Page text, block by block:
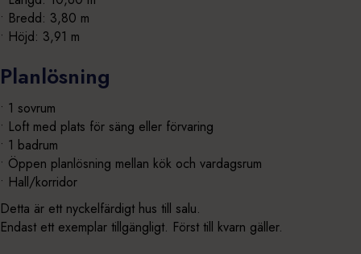
• Bredd: 3,80 m
• Höjd: 3,91 m
Planlösning
• 1 sovrum
• Loft med plats för säng eller förvaring
• 1 badrum
• Öppen planlösning mellan kök och vardagsrum
• Hall/korridor
Detta är ett nyckelfärdigt hus till salu.
Endast ett exemplar tillgängligt. Först till kvarn gäller.